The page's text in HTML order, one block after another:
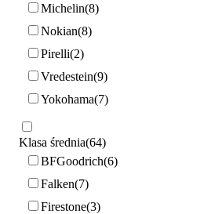
Michelin 8
Nokian 8
Pirelli 2
Vredestein 9
Yokohama 7
Klasa średnia 64
BFGoodrich 6
Falken 7
Firestone 3